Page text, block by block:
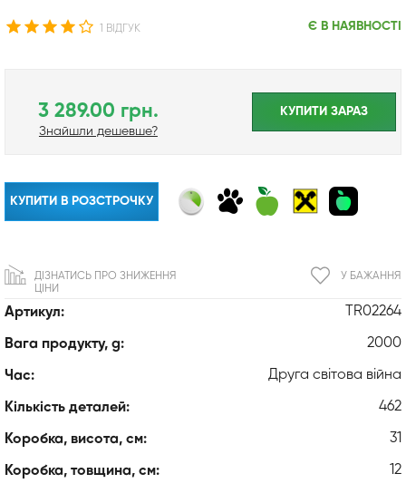
1 ВІДГУК Є В НАЯВНОСТІ
Артикул: TR02264
Вага продукту, g: 2000
Час: Друга світова війна
Кількість деталей: 462
Коробка, висота, см: 31
Коробка, товщина, см: 12
3 289.00 грн.
Знайшли дешевше?
КУПИТИ ЗАРАЗ
КУПИТИ В РОЗСТРОЧКУ
У БАЖАННЯ
ДІЗНАТИСЬ ПРО ЗНИЖЕННЯ
ЦІНИ